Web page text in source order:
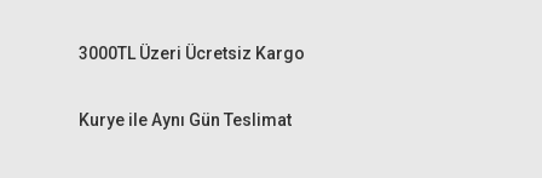
Kurye ile Aynı Gün Teslimat
3000TL Üzeri Ücretsiz Kargo